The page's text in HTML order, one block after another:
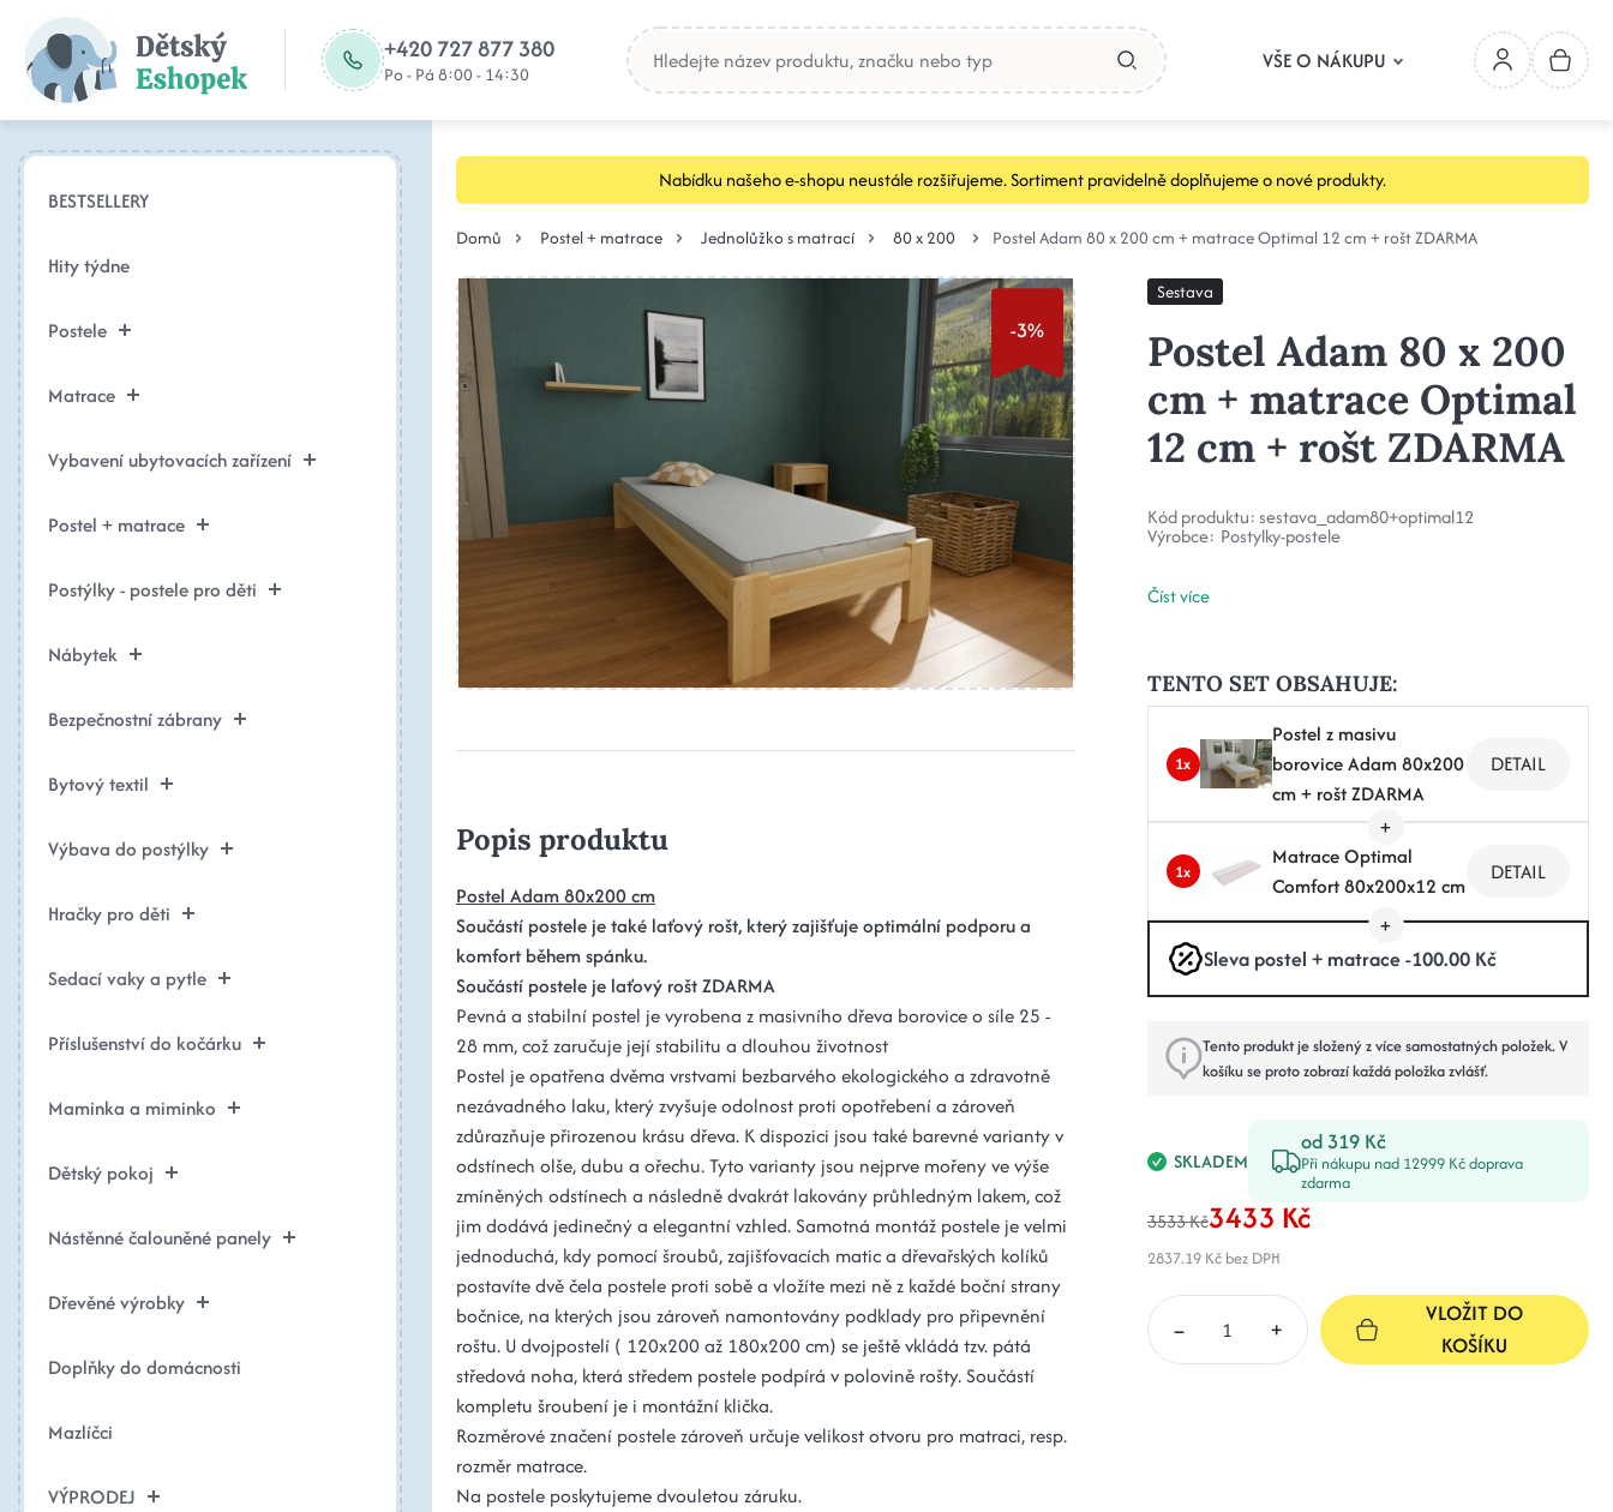
+420 727 877 380
Po - Pá 8:00 - 14:30
VŠE O NÁKUPU
BESTSELLERY
Hity týdne
Postele
Matrace
Vybavení ubytovacích zařízení
Postel + matrace
Postýlky - postele pro děti
Nábytek
Bezpečnostní zábrany
Bytový textil
Výbava do postýlky
Hračky pro děti
Sedací vaky a pytle
Příslušenství do kočárku
Maminka a miminko
Dětský pokoj
Nástěnné čalouněné panely
Dřevěné výrobky
Doplňky do domácnosti
Mazlíčci
VÝPRODEJ
Nabídku našeho e-shopu neustále rozšiřujeme. Sortiment pravidelně doplňujeme o nové produkty.
Domů Postel + matrace Jednolůžko s matrací 80 x 200 Postel Adam 80 x 200 cm + matrace Optimal 12 cm + rošt ZDARMA
-3%
Popis produktu
Postel Adam 80x200 cm
Součástí postele je také laťový rošt, který zajišťuje optimální podporu a
komfort během spánku.
Součástí postele je laťový rošt ZDARMA
Pevná a stabilní postel je vyrobena z masivního dřeva borovice o síle 25 -
28 mm, což zaručuje její stabilitu a dlouhou životnost
Postel je opatřena dvěma vrstvami bezbarvého ekologického a zdravotně
nezávadného laku, který zvyšuje odolnost proti opotřebení a zároveň
zdůrazňuje přirozenou krásu dřeva. K dispozici jsou také barevné varianty v
odstínech olše, dubu a ořechu. Tyto varianty jsou nejprve mořeny ve výše
zmíněných odstínech a následně dvakrát lakovány průhledným lakem, což
jim dodává jedinečný a elegantní vzhled. Samotná montáž postele je velmi
jednoduchá, kdy pomocí šroubů, zajišťovacích matic a dřevařských kolíků
postavíte dvě čela postele proti sobě a vložíte mezi ně z každé boční strany
bočnice, na kterých jsou zároveň namontovány podklady pro připevnění
roštu. U dvojpostelí ( 120x200 až 180x200 cm) se ještě vkládá tzv. pátá
středová noha, která středem postele podpírá v polovině rošty. Součástí
kompletu šroubení je i montážní klička.
Rozměrové značení postele zároveň určuje velikost otvoru pro matraci, resp.
rozměr matrace.
Na postele poskytujeme dvouletou záruku.
Sestava
Postel Adam 80 x 200
cm + matrace Optimal
12 cm + rošt ZDARMA
Kód produktu: sestava_adam80+optimal12
Výrobce: Postylky-postele
Číst více
TENTO SET OBSAHUJE:
1x
Postel z masivu
borovice Adam 80x200
cm + rošt ZDARMA
DETAIL
1x
Matrace Optimal
Comfort 80x200x12 cm
DETAIL
Sleva postel + matrace -100.00 Kč
Tento produkt je složený z více samostatných položek. V
košíku se proto zobrazí každá položka zvlášť.
SKLADEM
od 319 Kč
Při nákupu nad 12999 Kč doprava
zdarma
3533 Kč3433 Kč
2837.19 Kčbez DPH
– +
VLOŽIT DO
KOŠÍKU